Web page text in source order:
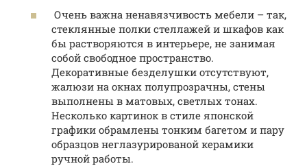
Очень важна ненавязчивость мебели – так,
стеклянные полки стеллажей и шкафов как
бы растворяются в интерьере, не занимая
собой свободное пространство.
Декоративные безделушки отсутствуют,
жалюзи на окнах полупрозрачны, стены
выполнены в матовых, светлых тонах.
Несколько картинок в стиле японской
графики обрамлены тонким багетом и пару
образцов неглазурированой керамики
ручной работы.